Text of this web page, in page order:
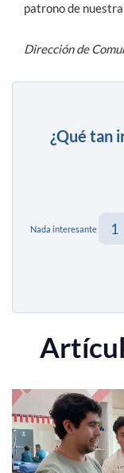
patrono de
Dirección de
¿Qué tan
Nada interesante 1